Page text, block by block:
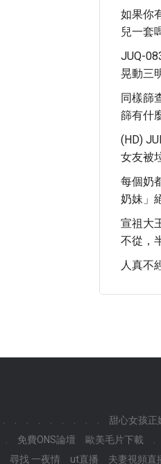
如果你
兒一套
JUQ-
晃動三
同樣篩
篩有什
(HD)
女友被
每個奶
奶妹」
宣祖大
不從，
人真不
甜心女孩正
免費ONS論壇 歐美毛片下載
尋找 一夜情 ut直播 夫妻視頻直